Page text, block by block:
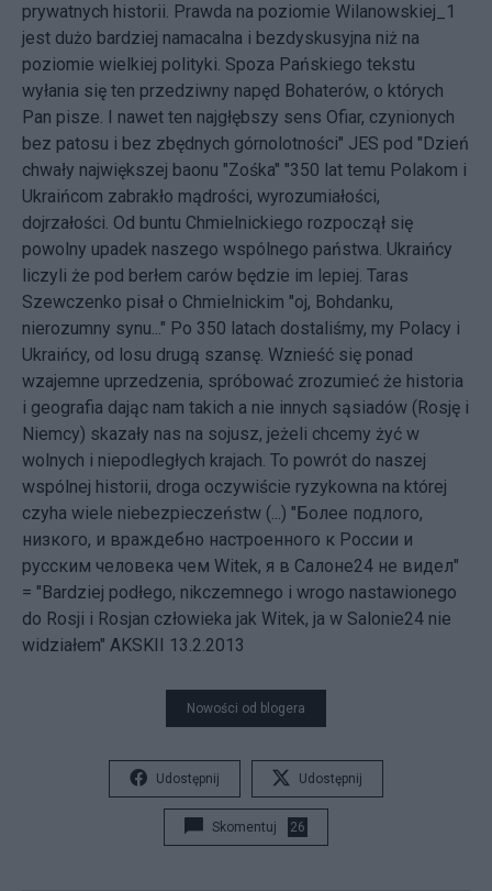
prywatnych historii. Prawda na poziomie Wilanowskiej_1
jest dużo bardziej namacalna i bezdyskusyjna niż na
poziomie wielkiej polityki. Spoza Pańskiego tekstu
wyłania się ten przedziwny napęd Bohaterów, o których
Pan pisze. I nawet ten najgłębszy sens Ofiar, czynionych
bez patosu i bez zbędnych górnolotności" JES pod "Dzień
chwały największej baonu "Zośka" "350 lat temu Polakom i
Ukraińcom zabrakło mądrości, wyrozumiałości,
dojrzałości. Od buntu Chmielnickiego rozpoczął się
powolny upadek naszego wspólnego państwa. Ukraińcy
liczyli że pod berłem carów będzie im lepiej. Taras
Szewczenko pisał o Chmielnickim "oj, Bohdanku,
nierozumny synu..." Po 350 latach dostaliśmy, my Polacy i
Ukraińcy, od losu drugą szansę. Wznieść się ponad
wzajemne uprzedzenia, spróbować zrozumieć że historia
i geografia dając nam takich a nie innych sąsiadów (Rosję i
Niemcy) skazały nas na sojusz, jeżeli chcemy żyć w
wolnych i niepodległych krajach. To powrót do naszej
wspólnej historii, droga oczywiście ryzykowna na której
czyha wiele niebezpieczeństw (...) "Более подлого,
низкого, и враждебно настроенного к России и
русским человека чем Witek, я в Салоне24 не видел"
= "Bardziej podłego, nikczemnego i wrogo nastawionego
do Rosji i Rosjan człowieka jak Witek, ja w Salonie24 nie
widziałem" AKSKII 13.2.2013
Nowości od blogera
Udostępnij Udostępnij
Skomentuj 26